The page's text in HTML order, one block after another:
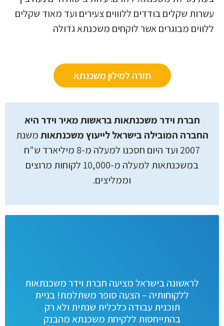
עשרות שקלים בודדים ללוווים צעירים ועד מאוד שקלים
ללווים מבוגרים אשר לוקחים משכנתא גדולה
חזרה למילון משכנתא
חברת וידר משכנתאות בראשות מאיר וידר היא
החברה המובילה בישראל לייעוץ משכנתאותמשנת
2007 ועד היום חסכנו למעלה מ-8 מיליארד ש"ח
במשכנתאות למעלה מ-10,000 לקוחות מרוצים
וממליצים.
לראשונה בישראל מציעה חברת וידר משכנתאות
ללקוחותיה – הצעה סופר משתלמת! בניית
תוכנית עבודה כלכלית שנתית ולא רק
בהתייחסות ללקיחת משכנתא מהבנק